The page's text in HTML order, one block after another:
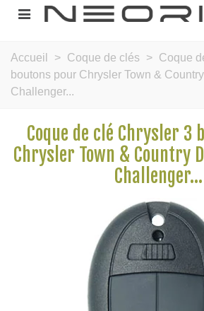
Accueil > Coque de clés > Coque
boutons pour Chrysler Town &
Challenger...
Coque de clé Chrysler 3
Chrysler Town & Country
Challenger...